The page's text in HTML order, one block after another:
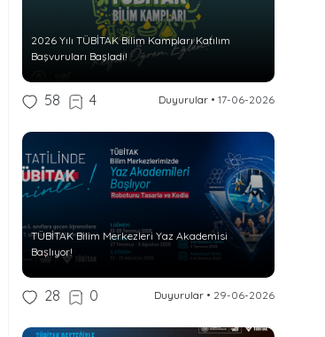
2026 Yılı TÜBİTAK Bilim Kampları Katılım
Başvuruları Başladı!
58 4 Duyurular• 17-06-2026
TÜBİTAK Bilim Merkezleri Yaz Akademisi
Başlıyor!
28 0 Duyurular• 29-06-2026